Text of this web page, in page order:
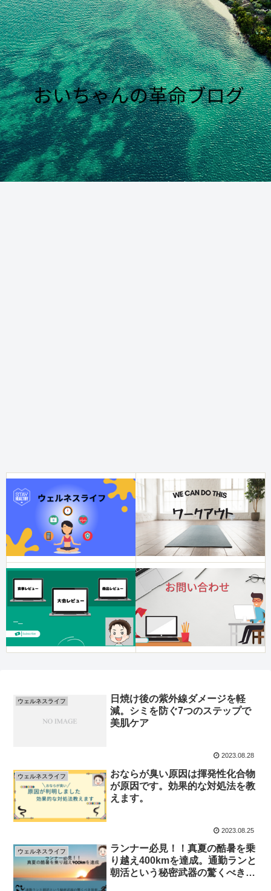
ウェルネスライフ
日焼け後の紫外線ダメージを軽
減。シミを防ぐ7つのステップで
美肌ケア
2023.08.28
ウェルネスライフ
おならが臭い原因は揮発性化合物
が原因です。効果的な対処法を教
えます。
2023.08.25
ウェルネスライフ
ランナー必見！！真夏の酷暑を乗
り越え400kmを達成。通勤ランと
朝活という秘密武器の驚くべき効